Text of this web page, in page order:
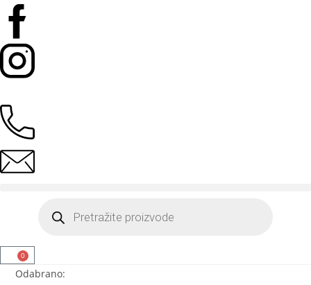
0
Odabrano: